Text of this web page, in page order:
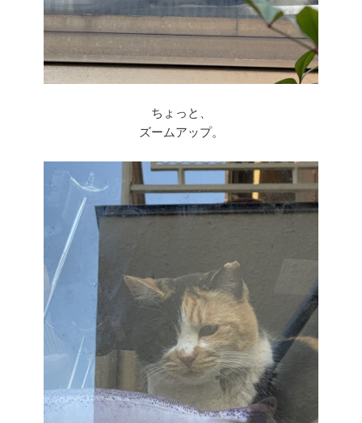
ちょっと、
ズームアップ。